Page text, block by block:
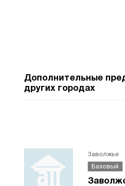
Дополнительные
других городах
Заволжье
Базовый